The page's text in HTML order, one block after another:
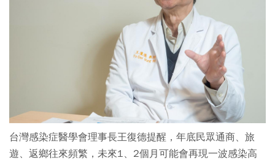
台灣感染症醫學會理事長王復德提醒，年底民眾通商、旅
遊、返鄉往來頻繁，未來1、2個月可能會再現一波感染高